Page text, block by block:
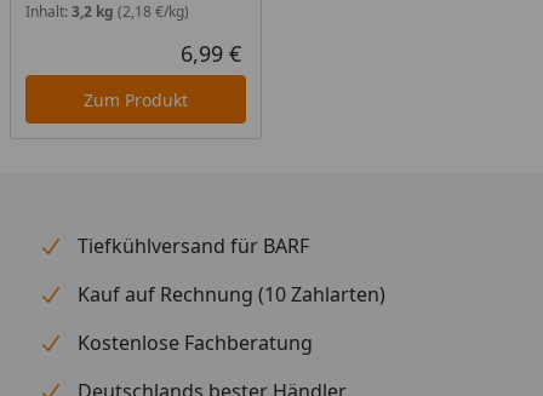
Inhalt: 3,2 kg (2,18 €/kg)
Aktueller Preis
6,99 €
Zum Produkt
Tiefkühlversand für BARF
Kauf auf Rechnung (10 Zahlarten)
Kostenlose Fachberatung